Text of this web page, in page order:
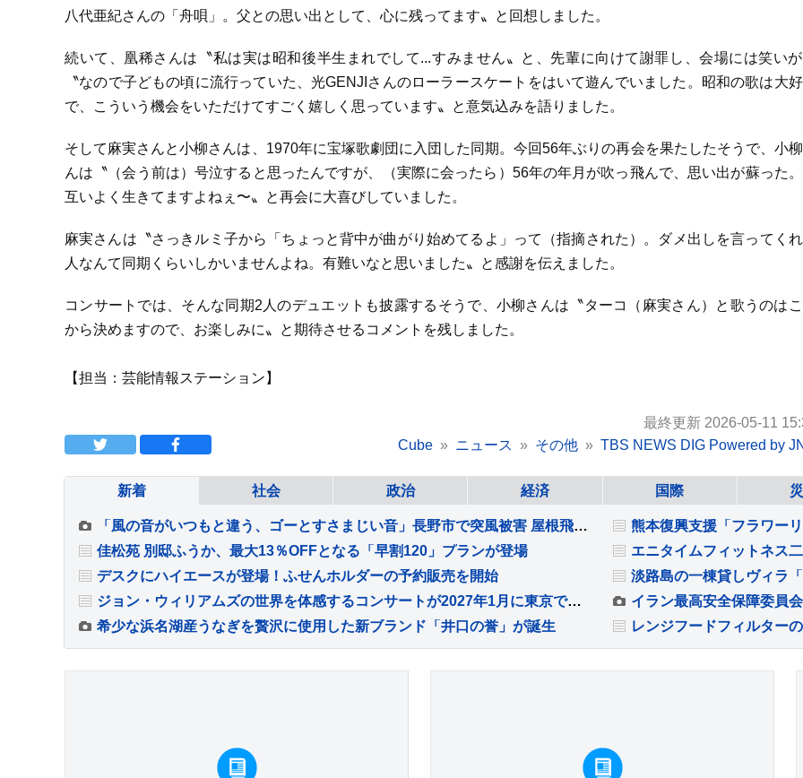
八代亜紀さんの「舟唄」。父との思い出として、心に残ってます〟と回想しました。
続いて、凰稀さんは〝私は実は昭和後半生まれでして...すみません〟と、先輩に向けて謝罪し、会場には笑いが
〝なので子どもの頃に流行っていた、光GENJIさんのローラースケートをはいて遊んでいました。昭和の歌は大好
で、こういう機会をいただけてすごく嬉しく思っています〟と意気込みを語りました。
そして麻実さんと小柳さんは、1970年に宝塚歌劇団に入団した同期。今回56年ぶりの再会を果たしたそうで、小柳
んは〝（会う前は）号泣すると思ったんですが、（実際に会ったら）56年の年月が吹っ飛んで、思い出が蘇った
互いよく生きてますよねぇ〜〟と再会に大喜びしていました。
麻実さんは〝さっきルミ子から「ちょっと背中が曲がり始めてるよ」って（指摘された）。ダメ出しを言ってく
人なんて同期くらいしかいませんよね。有難いなと思いました〟と感謝を伝えました。
コンサートでは、そんな同期2人のデュエットも披露するそうで、小柳さんは〝ターコ（麻実さん）と歌うのは
から決めますので、お楽しみに〟と期待させるコメントを残しました。
【担当：芸能情報ステーション】
最終更新 2026-05-11
Cube
ニュース その他 TBS NEWS DIG Powered by
新着 社会 政治 経済 国際
「風の音がいつもと違う、ゴーとすさまじい音」長野市で突風被害 屋根飛ばされ住宅損壊 最大瞬間風速19.9メートル記録
佳松苑 別邸ふうか、最大13％OFFとなる「早割120」プランが登場
エニタイムフィットネス
デスクにハイエースが登場！ふせんホルダーの予約販売を開始
ジョン・ウィリアムズの世界を体感するコンサートが2027年1月に東京で開催決定
希少な浜名湖産うなぎを贅沢に使用した新ブランド「井口の誉」が誕生
レンジフードフィルター